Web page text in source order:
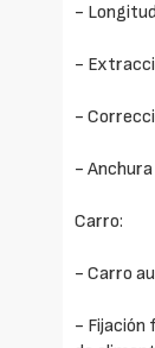
-
-
-
-
Carro:
- Carro
- Fijación